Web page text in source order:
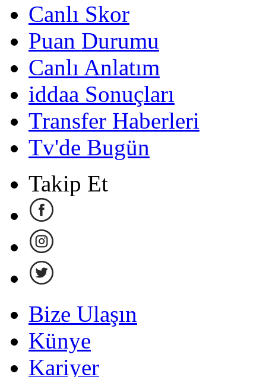
Canlı Skor
Puan Durumu
Canlı Anlatım
iddaa Sonuçları
Transfer Haberleri
Tv'de Bugün
Takip Et
Bize Ulaşın
Künye
Kariyer